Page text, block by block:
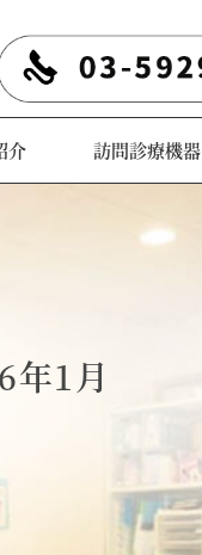
介 訪問診療機器
年1月